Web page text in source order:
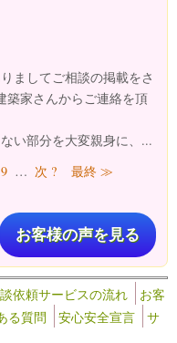
ましてご相談の掲載をさ
築家さんからご連絡を頂
い部分を大変親身に、...
9 … 次 ? 最終 ≫
お客様の声を見る
依頼サービスの流れ
お客
る質問 安心安全宣言
サ